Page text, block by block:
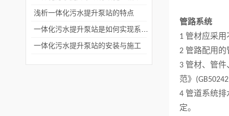
管路系统
1 管材应采
2 管路配用
3 管材、管
范》
4 管道系统排
定。
浅析一体化污水提升泵站的特点
一体化污水提升泵站的安装与施工